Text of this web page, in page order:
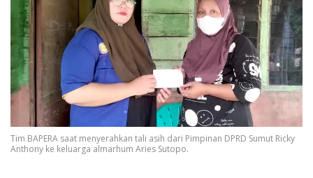
Tim BAPERA saat menyerahkan tali asih dari Pimpinan DPRD Sumut Ricky
Anthony ke keluarga almarhum Aries Sutopo.